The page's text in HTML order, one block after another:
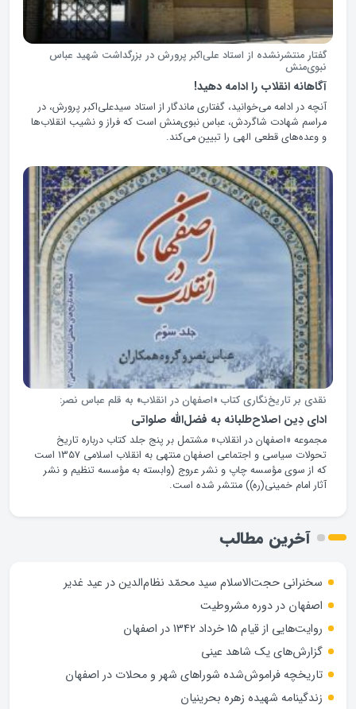
گفتار منتشرنشده از استاد علی‌اکبر پرورش در بزرگداشت شهید عباس
نبوی‌منش
آگاهانه انقلاب را ادامه دهید!
آنچه در ادامه می‌خوانید، گفتاری ماندگار از استاد سیدعلی‌اکبر پرورش، در
مراسم شهادت شاگردش، عباس نبوی‌منش است که فراز و نشیب انقلاب‌ها
و وعده‌های قطعی الهی را تبیین می‌کند.
نقدی بر تاریخ‌نگاری کتاب «اصفهان در انقلاب» به قلم عباس نصر:
ادای دِین اصلاح‌طلبانه به فضل‌الله صلواتی
مجموعه «اصفهان در انقلاب» مشتمل بر پنج جلد کتاب درباره تاریخ
تحولات سیاسی و اجتماعی اصفهان منتهی به انقلاب اسلامی 1357 است
که از سوی مؤسسه چاپ و نشر عروج (وابسته به مؤسسه تنظیم و نشر
آثار امام خمینی(ره)) منتشر شده است.
آخرین مطالب
سخنرانی حجت‌الاسلام سید محمّد نظام‌الدین در عید غدیر
اصفهان در دوره مشروطیت
روایت‌هایی از قیام 15 خرداد 1342 در اصفهان
گزارش‌های یک شاهد عینی
تاریخچه فراموش‌شده شوراهای شهر و محلات در اصفهان
زندگینامه شهيده زهره بحرينيان